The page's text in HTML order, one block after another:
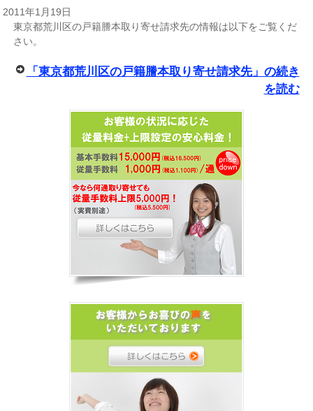
2011年1月19日
東京都荒川区の戸籍謄本取り寄せ請求先の情報は以下をご覧くだ
さい。
「東京都荒川区の戸籍謄本取り寄せ請求先」の続き
を読む